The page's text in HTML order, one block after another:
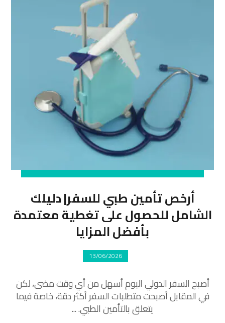
أرخص تأمين طبي للسفر| دليلك
الشامل للحصول على تغطية معتمدة
بأفضل المزايا
13/06/2026
أصبح السفر الدولي اليوم أسهل من أي وقت مضى، لكن
في المقابل أصبحت متطلبات السفر أكثر دقة، خاصة فيما
يتعلق بالتأمين الطبي. ...